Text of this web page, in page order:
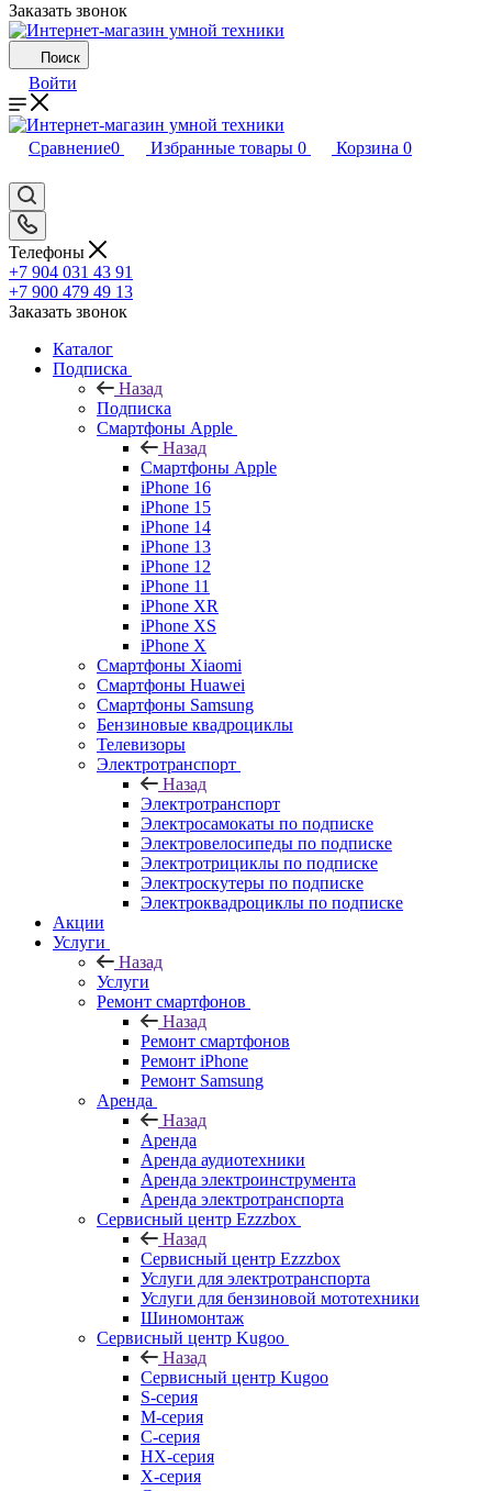
Заказать звонок
Поиск
Войти
Сравнение0 Избранные товары 0 Корзина 0
Телефоны
+7 904 031 43 91
+7 900 479 49 13
Заказать звонок
Каталог
Подписка
Назад
Подписка
Смартфоны Apple
Назад
Смартфоны Apple
iPhone 16
iPhone 15
iPhone 14
iPhone 13
iPhone 12
iPhone 11
iPhone XR
iPhone XS
iPhone X
Смартфоны Xiaomi
Смартфоны Huawei
Смартфоны Samsung
Бензиновые квадроциклы
Телевизоры
Электротранспорт
Назад
Электротранспорт
Электросамокаты по подписке
Электровелосипеды по подписке
Электротрициклы по подписке
Электроскутеры по подписке
Электроквадроциклы по подписке
Акции
Услуги
Назад
Услуги
Ремонт смартфонов
Назад
Ремонт смартфонов
Ремонт iPhone
Ремонт Samsung
Аренда
Назад
Аренда
Аренда аудиотехники
Аренда электроинструмента
Аренда электротранспорта
Сервисный центр Ezzzbox
Назад
Сервисный центр Ezzzbox
Услуги для электротранспорта
Услуги для бензиновой мототехники
Шиномонтаж
Сервисный центр Kugoo
Назад
Сервисный центр Kugoo
S-cерия
M-серия
С-серия
HX-серия
X-серия